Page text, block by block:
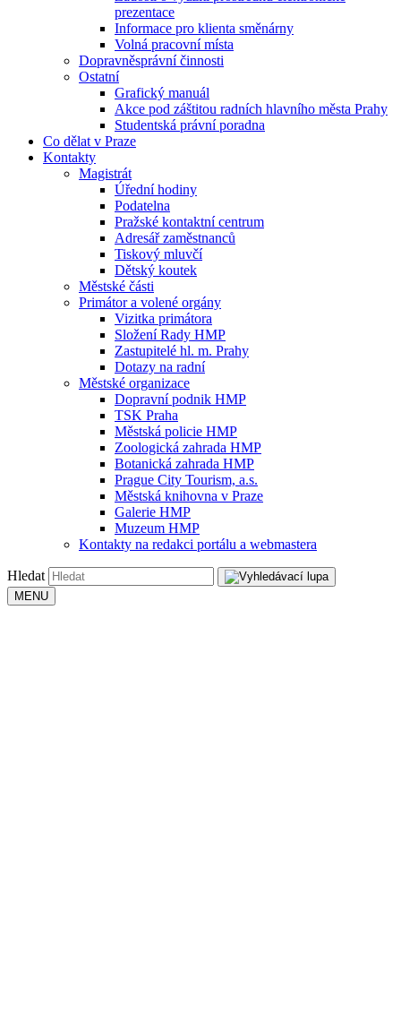
prezentace
Informace pro klienta směnárny
Volná pracovní místa
Dopravněsprávní činnosti
Ostatní
Grafický manuál
Akce pod záštitou radních hlavního města Prahy
Studentská právní poradna
Co dělat v Praze
Kontakty
Magistrát
Úřední hodiny
Podatelna
Pražské kontaktní centrum
Adresář zaměstnanců
Tiskový mluvčí
Dětský koutek
Městské části
Primátor a volené orgány
Vizitka primátora
Složení Rady HMP
Zastupitelé hl. m. Prahy
Dotazy na radní
Městské organizace
Dopravní podnik HMP
TSK Praha
Městská policie HMP
Zoologická zahrada HMP
Botanická zahrada HMP
Prague City Tourism, a.s.
Městská knihovna v Praze
Galerie HMP
Muzeum HMP
Kontakty na redakci portálu a webmastera
Hledat
MENU